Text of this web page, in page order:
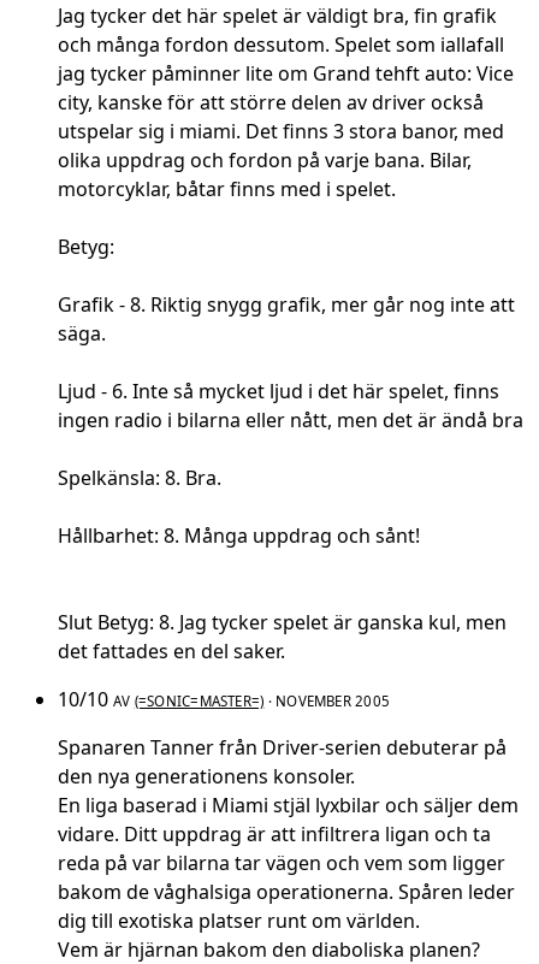
Jag tycker det här spelet är väldigt bra, fin grafik
och många fordon dessutom. Spelet som iallafall
jag tycker påminner lite om Grand tehft auto: Vice
city, kanske för att större delen av driver också
utspelar sig i miami. Det finns 3 stora banor, med
olika uppdrag och fordon på varje bana. Bilar,
motorcyklar, båtar finns med i spelet.
Betyg:
Grafik - 8. Riktig snygg grafik, mer går nog inte att
säga.
Ljud - 6. Inte så mycket ljud i det här spelet, finns
ingen radio i bilarna eller nått, men det är ändå bra
Spelkänsla: 8. Bra.
Hållbarhet: 8. Många uppdrag och sånt!
Slut Betyg: 8. Jag tycker spelet är ganska kul, men
det fattades en del saker.
10/10 AV (=SONIC=MASTER=) · NOVEMBER 2005
Spanaren Tanner från Driver-serien debuterar på
den nya generationens konsoler.
En liga baserad i Miami stjäl lyxbilar och säljer dem
vidare. Ditt uppdrag är att infiltrera ligan och ta
reda på var bilarna tar vägen och vem som ligger
bakom de våghalsiga operationerna. Spåren leder
dig till exotiska platser runt om världen.
Vem är hjärnan bakom den diaboliska planen?